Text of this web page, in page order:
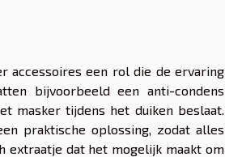
accessoires een rol die de ervaring
bijvoorbeeld een anti-condens
masker tijdens het duiken beslaat.
praktische oplossing, zodat alles
extraatje dat het mogelijk maakt om